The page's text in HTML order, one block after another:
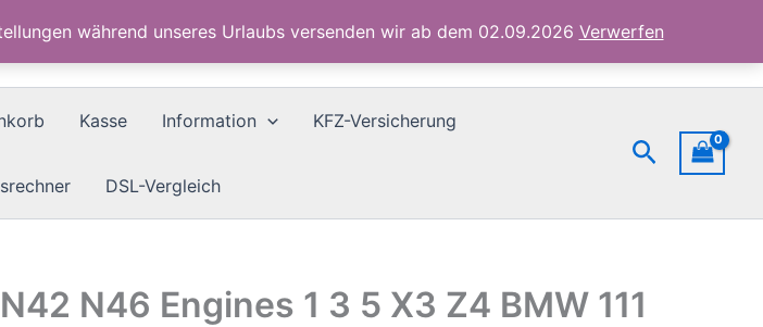
während unseres Urlaubs versenden wir ab dem 02.09.2026 Verwerfen
Kasse Information KFZ-Versicherung
DSL-Vergleich
Suchen
N46 Engines 1 3 5 X3 Z4 BMW 111
N42
N46
Engines
1
5
111
224